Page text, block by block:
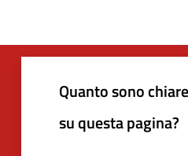
Quanto sono
su questa pagina?